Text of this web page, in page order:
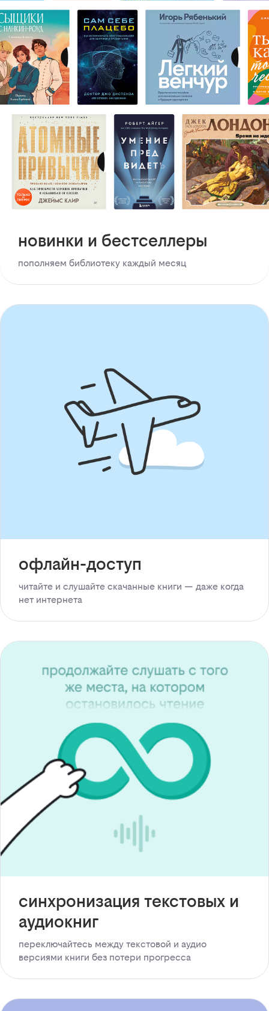
новинки и бестселлеры
пополняем библиотеку каждый месяц
офлайн-доступ
читайте и слушайте скачанные книги — даже когда
нет интернета
синхронизация текстовых и
аудиокниг
переключайтесь между текстовой и аудио
версиями книги без потери прогресса